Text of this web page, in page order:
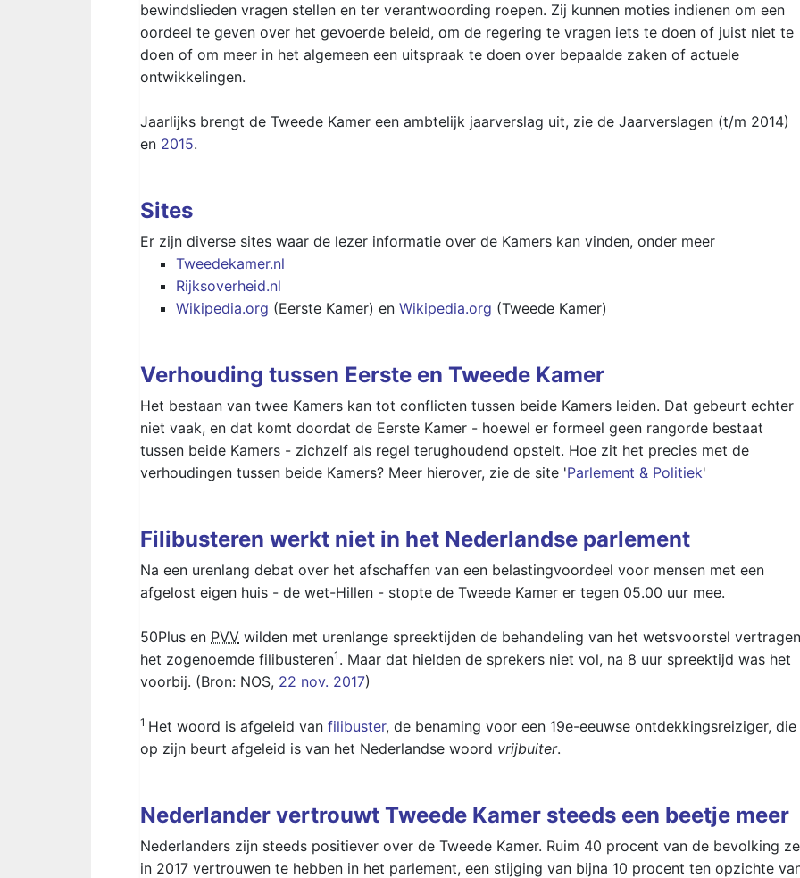
bewindslieden vragen stellen en ter verantwoording roepen. Zij kunnen moties indienen om een
oordeel te geven over het gevoerde beleid, om de regering te vragen iets te doen of juist niet te
doen of om meer in het algemeen een uitspraak te doen over bepaalde zaken of actuele
ontwikkelingen.
Jaarlijks brengt de Tweede Kamer een ambtelijk jaarverslag uit, zie de Jaarverslagen (t/m 2014)
en 2015.
Sites
Er zijn diverse sites waar de lezer informatie over de Kamers kan vinden, onder meer
Tweedekamer.nl
Rijksoverheid.nl
Wikipedia.org (Eerste Kamer) en Wikipedia.org (Tweede Kamer)
Verhouding tussen Eerste en Tweede Kamer
Het bestaan van twee Kamers kan tot conflicten tussen beide Kamers leiden. Dat gebeurt echter
niet vaak, en dat komt doordat de Eerste Kamer - hoewel er formeel geen rangorde bestaat
tussen beide Kamers - zichzelf als regel terughoudend opstelt. Hoe zit het precies met de
verhoudingen tussen beide Kamers? Meer hierover, zie de site 'Parlement & Politiek'
Filibusteren werkt niet in het Nederlandse parlement
Na een urenlang debat over het afschaffen van een belastingvoordeel voor mensen met een
afgelost eigen huis - de wet-Hillen - stopte de Tweede Kamer er tegen 05.00 uur mee.
50Plus en PVV wilden met urenlange spreektijden de behandeling van het wetsvoorstel
het zogenoemde filibusteren1 . Maar dat hielden de sprekers niet vol, na 8 uur spreektijd was het
voorbij. (Bron: NOS, 22 nov. 2017)
1 Het woord is afgeleid van filibuster, de benaming voor een 19e-eeuwse ontdekkingsreiziger, die
op zijn beurt afgeleid is van het Nederlandse woord vrijbuiter.
Nederlander vertrouwt Tweede Kamer steeds een beetje meer
Nederlanders zijn steeds positiever over de Tweede Kamer. Ruim 40 procent van de bevolking
in 2017 vertrouwen te hebben in het parlement, een stijging van bijna 10 procent ten opzichte